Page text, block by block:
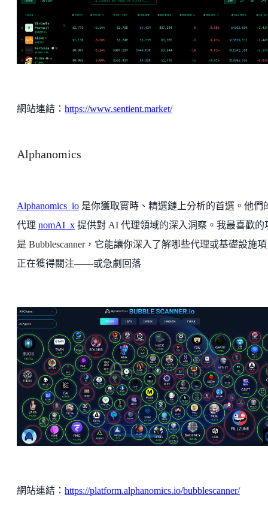
網站連結： https://www.sentient.market/
Alphanomics
Alphanomics_io 是你獲取實時、精選鏈上分析的首選。他們
代理 nomAI_x 提供對 AI 代理領域的深入洞察。我最喜歡的
是 Bubblescanner，它能讓你深入了解哪些代理或基礎設施
正在獲得關注——或急劇回落
網站連結： https://platform.alphanomics.io/bubblescanner/